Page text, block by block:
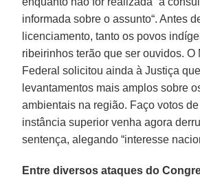
informada sobre o assunto“. Antes
licenciamento, tanto os povos
ribeirinhos terão que ser ouvidos.
Federal solicitou ainda à Justiça
levantamentos mais amplos sobre
ambientais na região. Faço votos
instância superior venha agora
sentença, alegando “interesse
Entre diversos ataques do